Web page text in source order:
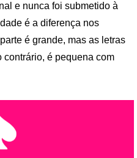
e nunca foi submetido à
é a diferença nos
é grande, mas as letras
é pequena com